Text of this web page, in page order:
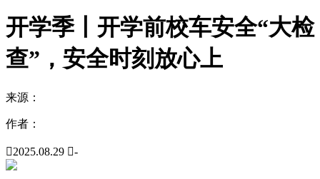
开学季丨开学前校车安全“大检
查”，安全时刻放心上
来源：
作者：
2025.08.29 -